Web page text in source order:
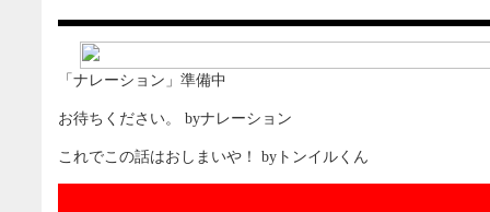
「ナレーション」準備中
お待ちください。 byナレーション
これでこの話はおしまいや！ byトンイルくん